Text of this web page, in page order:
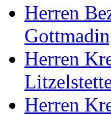
Herren
Herren
Herren